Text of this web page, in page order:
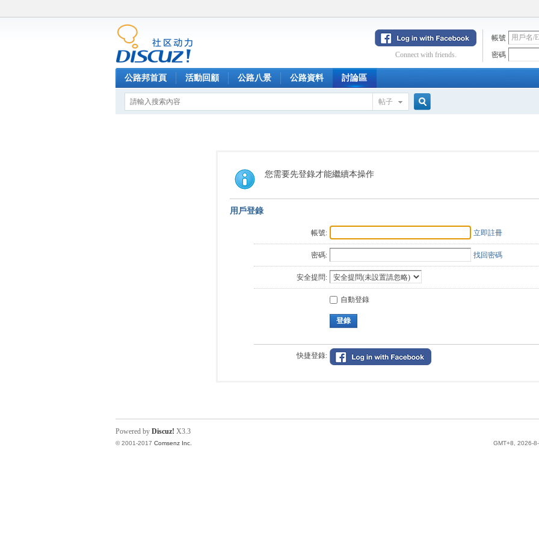
帳號
密碼
Connect with friends.
公路邦首頁 活動回顧 公路八景 公路資料 討論區
帖子
您需要先登錄才能繼續本操作
用戶登錄
帳號: 立即註冊
密碼: 找回密碼
安全提問:
自動登錄
登錄
快捷登錄:
GMT+8, 2026-
Powered by Discuz! X3.3
© 2001-2017 Comsenz Inc.